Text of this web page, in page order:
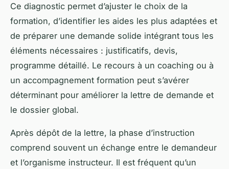
Ce diagnostic permet d’ajuster le choix de la
formation, d’identifier les aides les plus adaptées et
de préparer une demande solide intégrant tous les
éléments nécessaires : justificatifs, devis,
programme détaillé. Le recours à un coaching ou à
un accompagnement formation peut s’avérer
déterminant pour améliorer la lettre de demande et
le dossier global.
Après dépôt de la lettre, la phase d’instruction
comprend souvent un échange entre le demandeur
et l’organisme instructeur. Il est fréquent qu’un